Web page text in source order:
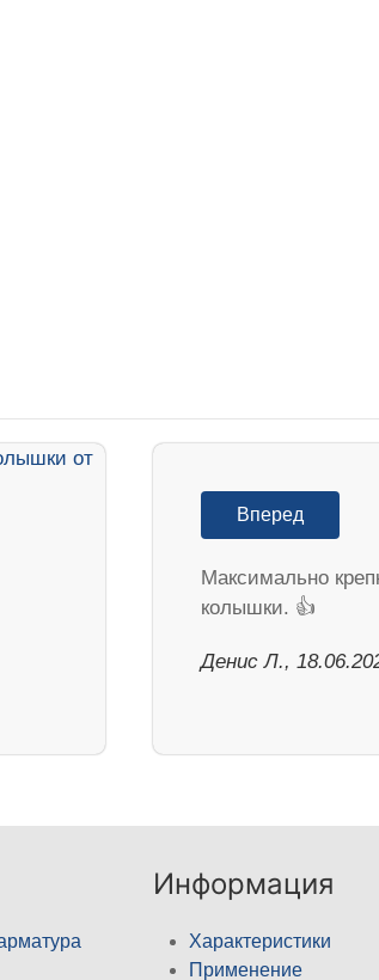
Вперед
Максимально
колышки. 👍
Денис Л.,
Информация
Характеристики
Применение